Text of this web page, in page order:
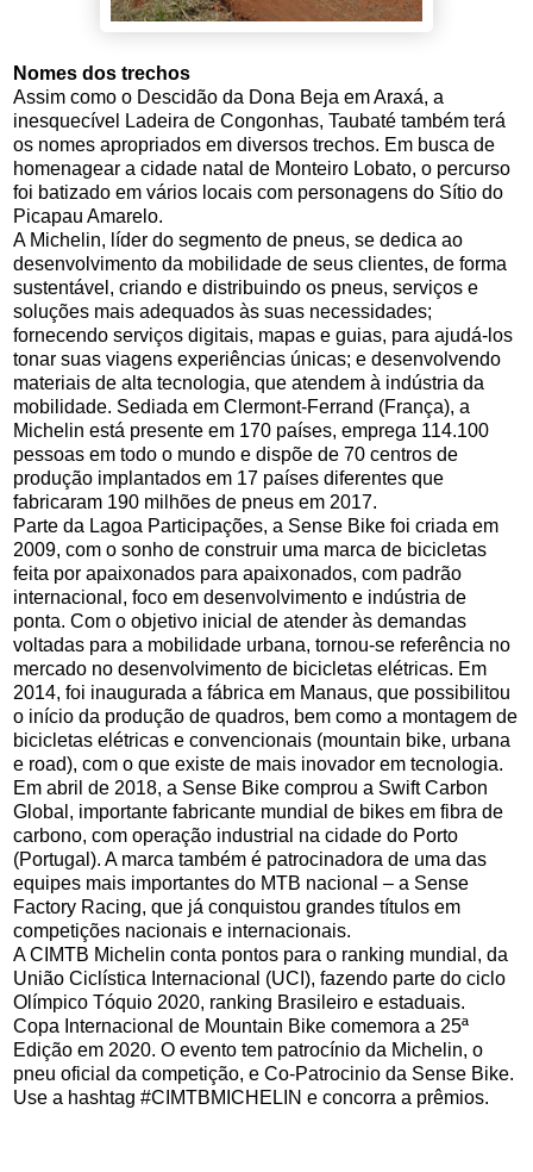
Nomes dos trechos
Assim como o Descidão da Dona Beja em Araxá, a
inesquecível Ladeira de Congonhas, Taubaté também terá
os nomes apropriados em diversos trechos. Em busca de
homenagear a cidade natal de Monteiro Lobato, o percurso
foi batizado em vários locais com personagens do Sítio do
Picapau Amarelo.
A Michelin, líder do segmento de pneus, se dedica ao
desenvolvimento da mobilidade de seus clientes, de forma
sustentável, criando e distribuindo os pneus, serviços e
soluções mais adequados às suas necessidades;
fornecendo serviços digitais, mapas e guias, para ajudá-los
tonar suas viagens experiências únicas; e desenvolvendo
materiais de alta tecnologia, que atendem à indústria da
mobilidade. Sediada em Clermont-Ferrand (França), a
Michelin está presente em 170 países, emprega 114.100
pessoas em todo o mundo e dispõe de 70 centros de
produção implantados em 17 países diferentes que
fabricaram 190 milhões de pneus em 2017.
Parte da Lagoa Participações, a Sense Bike foi criada em
2009, com o sonho de construir uma marca de bicicletas
feita por apaixonados para apaixonados, com padrão
internacional, foco em desenvolvimento e indústria de
ponta. Com o objetivo inicial de atender às demandas
voltadas para a mobilidade urbana, tornou-se referência no
mercado no desenvolvimento de bicicletas elétricas. Em
2014, foi inaugurada a fábrica em Manaus, que possibilitou
o início da produção de quadros, bem como a montagem de
bicicletas elétricas e convencionais (mountain bike, urbana
e road), com o que existe de mais inovador em tecnologia.
Em abril de 2018, a Sense Bike comprou a Swift Carbon
Global, importante fabricante mundial de bikes em fibra de
carbono, com operação industrial na cidade do Porto
(Portugal). A marca também é patrocinadora de uma das
equipes mais importantes do MTB nacional – a Sense
Factory Racing, que já conquistou grandes títulos em
competições nacionais e internacionais.
A CIMTB Michelin conta pontos para o ranking mundial, da
União Ciclística Internacional (UCI), fazendo parte do ciclo
Olímpico Tóquio 2020, ranking Brasileiro e estaduais.
Copa Internacional de Mountain Bike comemora a 25ª
Edição em 2020. O evento tem patrocínio da Michelin, o
pneu oficial da competição, e Co-Patrocinio da Sense Bike.
Use a hashtag #CIMTBMICHELIN e concorra a prêmios.